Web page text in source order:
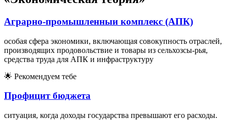
Аграрно-промышленныи комплекс (АПК)
особая сфера экономики, включающая совокупность отраслей,
производящих продовольствие и товары из сельхозсы-рья,
средства труда для АПК и инфраструктуру
🌟 Рекомендуем тебе
Профицит бюджета
ситуация, когда доходы государства превышают его расходы.